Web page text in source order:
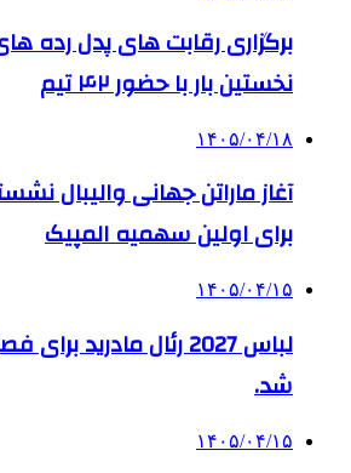
برگزاری رقابت های پدل رده
نخستین بار با حضور ۴۲ تیم
۱۴۰۵/۰۴/۱۸
آغاز ماراتن جهانی والیبال
برای اولین سهمیه المپیک
۱۴۰۵/۰۴/۱۵
لباس 2027 رئال مادرید
شد.
۱۴۰۵/۰۴/۱۵